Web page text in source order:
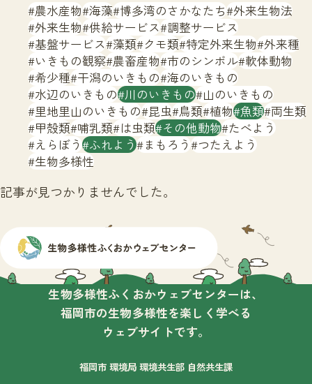
文字サイズ 小 中 大
生物多様性ふくおかウェブセンターとは
サイトマップ
農水産物 海藻 博多湾のさかなたち 外来生物法
外来生物 供給サービス 調整サービス
基盤サービス 藻類 クモ類 特定外来生物 外来種
いきもの観察 農畜産物 市のシンボル 軟体動物
希少種 干潟のいきもの 海のいきもの
水辺のいきもの 川のいきもの 山のいきもの
里地里山のいきもの 昆虫 鳥類 植物 魚類 両生類
甲殻類 哺乳類 は虫類 その他動物 たべよう
えらぼう ふれよう まもろう つたえよう
生物多様性
記事が見つかりませんでした。
生物多様性ふくおかウェブセンターは、
福岡市の生物多様性を楽しく学べる
ウェブサイトです。
福岡市 環境局 環境共生部 自然共生課